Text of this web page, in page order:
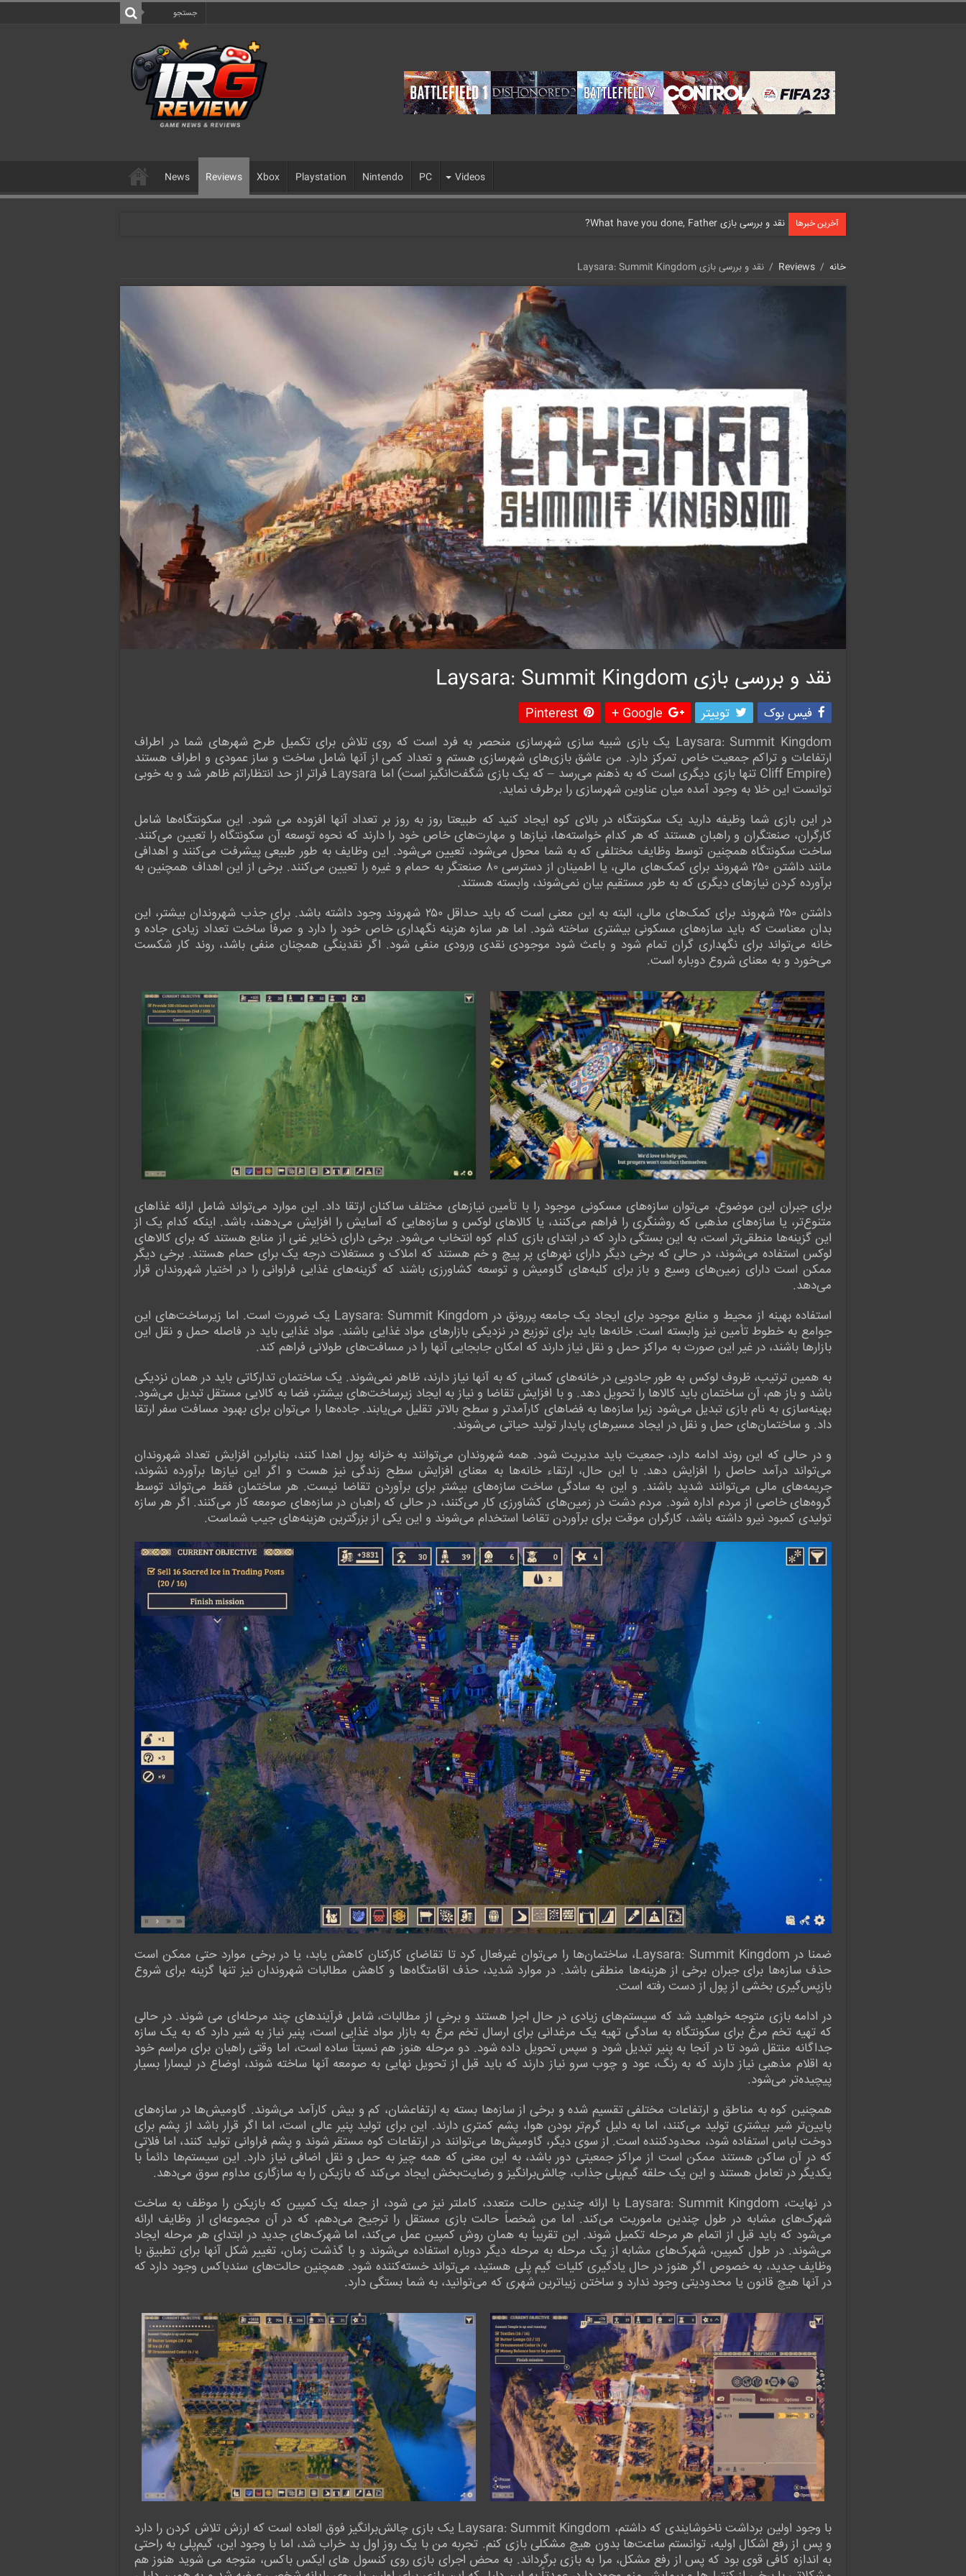
News Reviews Xbox Playstation Nintendo PC Videos
آخرین خبرها نقد و بررسی بازی What have you done, Father?
خانه /
Reviews
/ نقد و بررسی بازی Laysara: Summit Kingdom
نقد و بررسی بازی Laysara: Summit Kingdom
فیس بوک توییتر Google +
Pinterest
Laysara: Summit Kingdom یک بازی شبیه سازی شهرسازی منحصر به فرد است که روی تلاش برای تکمیل طرح شهرهای شما در اطراف
ارتفاعات و تراکم جمعیت خاص تمرکز دارد. من عاشق بازی‌های شهرسازی هستم و تعداد کمی از آنها شامل ساخت و ساز عمودی و اطراف هستند
(Cliff Empire تنها بازی دیگری است که به ذهنم می‌رسد – که یک بازی شگفت‌انگیز است) اما Laysara فراتر از حد انتظاراتم ظاهر شد و به خوبی
توانست این خلا به وجود آمده میان عناوین شهرسازی را برطرف نماید.
در این بازی شما وظیفه دارید یک سکونتگاه در بالای کوه ایجاد کنید که طبیعتا روز به روز بر تعداد آنها افزوده می شود. این سکونتگاه‌ها شامل
کارگران، صنعتگران و راهبان هستند که هر کدام خواسته‌ها، نیازها و مهارت‌های خاص خود را دارند که نحوه توسعه آن سکونتگاه را تعیین می‌کنند.
ساخت سکونتگاه همچنین توسط وظایف مختلفی که به شما محول می‌شود، تعیین می‌شود. این وظایف به طور طبیعی پیشرفت می‌کنند و اهدافی
مانند داشتن ۲۵۰ شهروند برای کمک‌های مالی، یا اطمینان از دسترسی ۸۰ صنعتگر به حمام و غیره را تعیین می‌کنند. برخی از این اهداف همچنین به
برآورده کردن نیازهای دیگری که به طور مستقیم بیان نمی‌شوند، وابسته هستند.
داشتن ۲۵۰ شهروند برای کمک‌های مالی، البته به این معنی است که باید حداقل ۲۵۰ شهروند وجود داشته باشد. برای جذب شهروندان بیشتر، این
بدان معناست که باید سازه‌های مسکونی بیشتری ساخته شود. اما هر سازه هزینه نگهداری خاص خود را دارد و صرفاً ساخت تعداد زیادی جاده و
خانه می‌تواند برای نگهداری گران تمام شود و باعث شود موجودی نقدی ورودی منفی شود. اگر نقدینگی همچنان منفی باشد، روند کار شکست
می‌خورد و به معنای شروع دوباره است.
برای جبران این موضوع، می‌توان سازه‌های مسکونی موجود را با تأمین نیازهای مختلف ساکنان ارتقا داد. این موارد می‌تواند شامل ارائه غذاهای
متنوع‌تر، یا سازه‌های مذهبی که روشنگری را فراهم می‌کنند، یا کالاهای لوکس و سازه‌هایی که آسایش را افزایش می‌دهند، باشد. اینکه کدام یک از
این گزینه‌ها منطقی‌تر است، به این بستگی دارد که در ابتدای بازی کدام کوه انتخاب می‌شود. برخی دارای ذخایر غنی از منابع هستند که برای کالاهای
لوکس استفاده می‌شوند، در حالی که برخی دیگر دارای نهرهای پر پیچ و خم هستند که املاک و مستغلات درجه یک برای حمام هستند. برخی دیگر
ممکن است دارای زمین‌های وسیع و باز برای کلبه‌های گاومیش و توسعه کشاورزی باشند که گزینه‌های غذایی فراوانی را در اختیار شهروندان قرار
می‌دهد.
استفاده بهینه از محیط و منابع موجود برای ایجاد یک جامعه پررونق در Laysara: Summit Kingdom یک ضرورت است. اما زیرساخت‌های این
جوامع به خطوط تأمین نیز وابسته است. خانه‌ها باید برای توزیع در نزدیکی بازارهای مواد غذایی باشند. مواد غذایی باید در فاصله حمل و نقل این
بازارها باشند، در غیر این صورت به مراکز حمل و نقل نیاز دارند که امکان جابجایی آنها را در مسافت‌های طولانی فراهم کند.
به همین ترتیب، ظروف لوکس به طور جادویی در خانه‌های کسانی که به آنها نیاز دارند، ظاهر نمی‌شوند. یک ساختمان تدارکاتی باید در همان نزدیکی
باشد و باز هم، آن ساختمان باید کالاها را تحویل دهد. و با افزایش تقاضا و نیاز به ایجاد زیرساخت‌های بیشتر، فضا به کالایی مستقل تبدیل می‌شود.
بهینه‌سازی به نام بازی تبدیل می‌شود زیرا سازه‌ها به فضاهای کارآمدتر و سطح بالاتر تقلیل می‌یابند. جاده‌ها را می‌توان برای بهبود مسافت سفر ارتقا
داد. و ساختمان‌های حمل و نقل در ایجاد مسیرهای پایدار تولید حیاتی می‌شوند.
و در حالی که این روند ادامه دارد، جمعیت باید مدیریت شود. همه شهروندان می‌توانند به خزانه پول اهدا کنند، بنابراین افزایش تعداد شهروندان
می‌تواند درآمد حاصل را افزایش دهد. با این حال، ارتقاء خانه‌ها به معنای افزایش سطح زندگی نیز هست و اگر این نیازها برآورده نشوند،
جریمه‌های مالی می‌توانند شدید باشند. و این به سادگی ساخت سازه‌های بیشتر برای برآوردن تقاضا نیست. هر ساختمان فقط می‌تواند توسط
گروه‌های خاصی از مردم اداره شود. مردم دشت در زمین‌های کشاورزی کار می‌کنند، در حالی که راهبان در سازه‌های صومعه کار می‌کنند. اگر هر سازه
تولیدی کمبود نیرو داشته باشد، کارگران موقت برای برآوردن تقاضا استخدام می‌شوند و این یکی از بزرگترین هزینه‌های جیب شماست.
ضمنا در Laysara: Summit Kingdom، ساختمان‌ها را می‌توان غیرفعال کرد تا تقاضای کارکنان کاهش یابد، یا در برخی موارد حتی ممکن است
حذف سازه‌ها برای جبران برخی از هزینه‌ها منطقی باشد. در موارد شدید، حذف اقامتگاه‌ها و کاهش مطالبات شهروندان نیز تنها گزینه برای شروع
بازپس‌گیری بخشی از پول از دست رفته است.
در ادامه بازی متوجه خواهید شد که سیستم‌های زیادی در حال اجرا هستند و برخی از مطالبات، شامل فرآیندهای چند مرحله‌ای می شوند. در حالی
که تهیه تخم مرغ برای سکونتگاه به سادگی تهیه یک مرغدانی برای ارسال تخم مرغ به بازار مواد غذایی است، پنیر نیاز به شیر دارد که به یک سازه
جداگانه منتقل شود تا در آنجا به پنیر تبدیل شود و سپس تحویل داده شود. دو مرحله هنوز هم نسبتاً ساده است، اما وقتی راهبان برای مراسم خود
به اقلام مذهبی نیاز دارند که به رنگ، عود و چوب سرو نیاز دارند که باید قبل از تحویل نهایی به صومعه آنها ساخته شوند، اوضاع در لیسارا بسیار
پیچیده‌تر می‌شود.
همچنین کوه به مناطق و ارتفاعات مختلفی تقسیم شده و برخی از سازه‌ها بسته به ارتفاعشان، کم و بیش کارآمد می‌شوند. گاومیش‌ها در سازه‌های
پایین‌تر شیر بیشتری تولید می‌کنند، اما به دلیل گرم‌تر بودن هوا، پشم کمتری دارند. این برای تولید پنیر عالی است، اما اگر قرار باشد از پشم برای
دوخت لباس استفاده شود، محدودکننده است. از سوی دیگر، گاومیش‌ها می‌توانند در ارتفاعات کوه مستقر شوند و پشم فراوانی تولید کنند، اما فلاتی
که در آن ساکن هستند ممکن است از مراکز جمعیتی دور باشد، به این معنی که همه چیز به حمل و نقل اضافی نیاز دارد. این سیستم‌ها دائماً با
یکدیگر در تعامل هستند و این یک حلقه گیم‌پلی جذاب، چالش‌برانگیز و رضایت‌بخش ایجاد می‌کند که بازیکن را به سازگاری مداوم سوق می‌دهد.
در نهایت، Laysara: Summit Kingdom با ارائه چندین حالت متعدد، کاملتر نیز می شود، از جمله یک کمپین که بازیکن را موظف به ساخت
شهرک‌های مشابه در طول چندین ماموریت می‌کند. اما من شخصاً حالت بازی مستقل را ترجیح می‌دهم، که در آن مجموعه‌ای از وظایف ارائه
می‌شود که باید قبل از اتمام هر مرحله تکمیل شوند. این تقریباً به همان روش کمپین عمل می‌کند، اما شهرک‌های جدید در ابتدای هر مرحله ایجاد
می‌شوند. در طول کمپین، شهرک‌های مشابه از یک مرحله به مرحله دیگر دوباره استفاده می‌شوند و با گذشت زمان، تغییر شکل آنها برای تطبیق با
وظایف جدید، به خصوص اگر هنوز در حال یادگیری کلیات گیم پلی هستید، می‌تواند خسته‌کننده شود. همچنین حالت‌های سندباکس وجود دارد که
در آنها هیچ قانون یا محدودیتی وجود ندارد و ساختن زیباترین شهری که می‌توانید، به شما بستگی دارد.
با وجود اولین برداشت ناخوشایندی که داشتم، Laysara: Summit Kingdom یک بازی چالش‌برانگیز فوق العاده است که ارزش تلاش کردن را دارد
و پس از رفع اشکال اولیه، توانستم ساعت‌ها بدون هیچ مشکلی بازی کنم. تجربه من با یک روز اول بد خراب شد، اما با وجود این، گیم‌پلی به راحتی
به اندازه کافی قوی بود که پس از رفع مشکل، مرا به بازی برگرداند. به محض اجرای بازی روی کنسول های ایکس باکس، متوجه می شوید هنوز هم